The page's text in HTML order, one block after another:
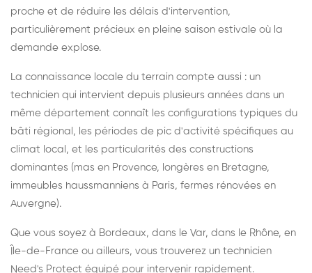
proche et de réduire les délais d'intervention,
particulièrement précieux en pleine saison estivale où la
demande explose.
La connaissance locale du terrain compte aussi : un
technicien qui intervient depuis plusieurs années dans un
même département connaît les configurations typiques du
bâti régional, les périodes de pic d'activité spécifiques au
climat local, et les particularités des constructions
dominantes (mas en Provence, longères en Bretagne,
immeubles haussmanniens à Paris, fermes rénovées en
Auvergne).
Que vous soyez à Bordeaux, dans le Var, dans le Rhône, en
Île-de-France ou ailleurs, vous trouverez un technicien
Need's Protect équipé pour intervenir rapidement.